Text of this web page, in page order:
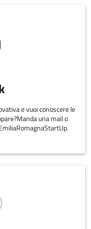
e vuoi conoscere le
una mail o